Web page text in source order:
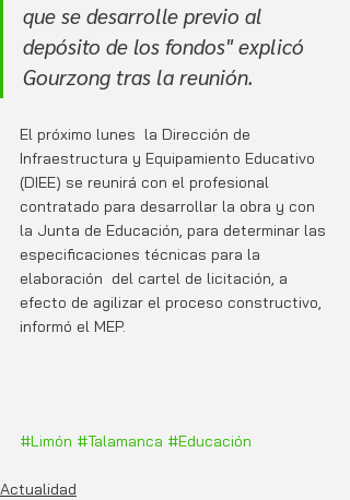
que se desarrolle previo al
depósito de los fondos" explicó
Gourzong tras la reunión.
El próximo lunes  la Dirección de
Infraestructura y Equipamiento Educativo
(DIEE) se reunirá con el profesional
contratado para desarrollar la obra y con
la Junta de Educación, para determinar las
especificaciones técnicas para la
elaboración  del cartel de licitación, a
efecto de agilizar el proceso constructivo,
informó el MEP.
#Limón #Talamanca #Educación
Actualidad